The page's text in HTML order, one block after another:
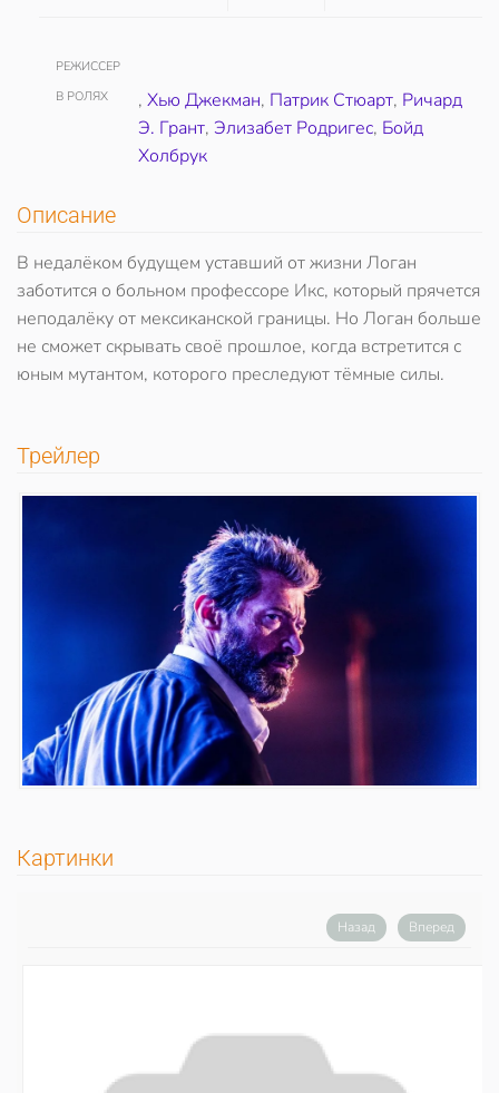
РЕЖИССЕР
В РОЛЯХ
, Хью Джекман, Патрик Стюарт, Ричард
Э. Грант, Элизабет Родригес, Бойд
Холбрук
Описание
В недалёком будущем уставший от жизни Логан
заботится о больном профессоре Икс, который прячется
неподалёку от мексиканской границы. Но Логан больше
не сможет скрывать своё прошлое, когда встретится с
юным мутантом, которого преследуют тёмные силы.
Трейлер
Картинки
Назад Вперед